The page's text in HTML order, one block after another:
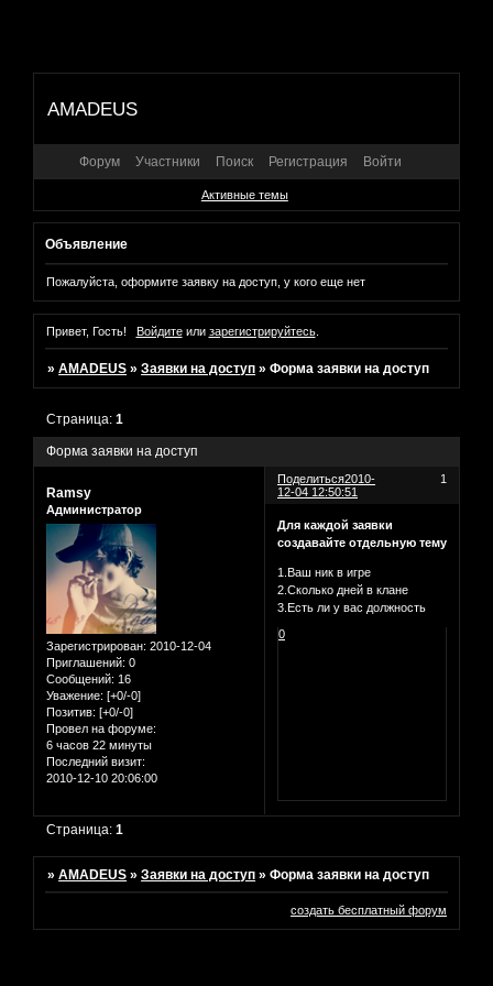
AMADEUS
Форум Участники Поиск Регистрация Войти
Активные темы
Объявление
Пожалуйста, оформите заявку на доступ, у кого еще нет
Привет, Гость! Войдитеили зарегистрируйтесь.
»AMADEUS »Заявки на доступ »Форма заявки на доступ
Форма заявки на доступ
Страница:1
Поделиться 1
2010-
12-04 12:50:51
Ramsy
Администратор
Зарегистрирован: 2010-12-04
Приглашений: 0
Сообщений: 16
Уважение: [+0/-0]
Позитив: [+0/-0]
Провел на форуме:
6 часов 22 минуты
Последний визит:
2010-12-10 20:06:00
Для каждой заявки
создавайте отдельную тему
1.Ваш ник в игре
2.Сколько дней в клане
3.Есть ли у вас должность
0
Страница:1
»AMADEUS »Заявки на доступ »Форма заявки на доступ
создать бесплатный форум